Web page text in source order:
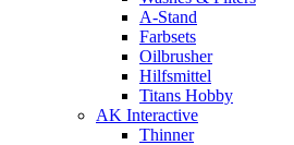
A-Stand
Farbsets
Oilbrusher
Hilfsmittel
Titans Hobby
AK Interactive
Thinner